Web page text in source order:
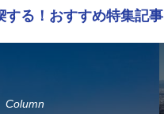
する！おすすめ特集記事
Column